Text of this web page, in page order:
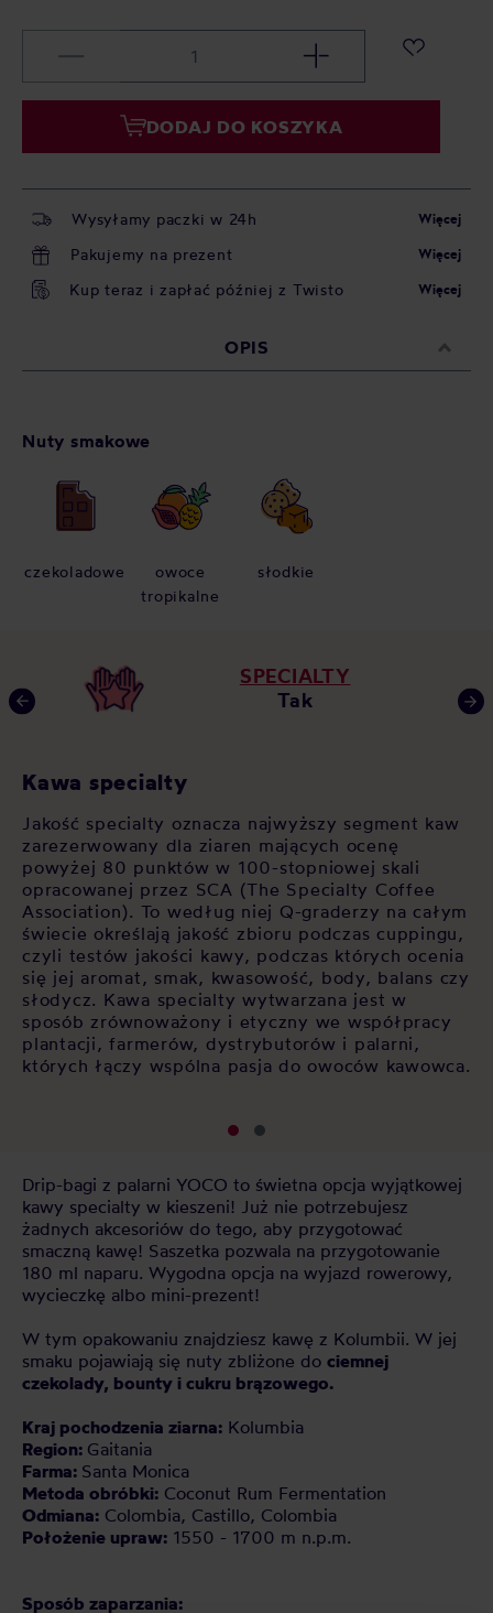
DODAJ DO KOSZYKA
Wysyłamy paczki w 24h Więcej
Pakujemy na prezent Więcej
Kup teraz i zapłać później z Twisto Więcej
OPIS
Nuty smakowe
czekoladowe
owoce
tropikalne
słodkie
SPECIALTY
Tak
Kawa specialty
Jakość specialty oznacza najwyższy segment kaw
zarezerwowany dla ziaren mających ocenę
powyżej 80 punktów w 100-stopniowej skali
opracowanej przez SCA (The Specialty Coffee
Association). To według niej Q-graderzy na całym
świecie określają jakość zbioru podczas cuppingu,
czyli testów jakości kawy, podczas których ocenia
się jej aromat, smak, kwasowość, body, balans czy
słodycz. Kawa specialty wytwarzana jest w
sposób zrównoważony i etyczny we współpracy
plantacji, farmerów, dystrybutorów i palarni,
których łączy wspólna pasja do owoców kawowca.
Drip-bagi z palarni YOCO to świetna opcja wyjątkowej
kawy specialty w kieszeni! Już nie potrzebujesz
żadnych akcesoriów do tego, aby przygotować
smaczną kawę! Saszetka pozwala na przygotowanie
180 ml naparu. Wygodna opcja na wyjazd rowerowy,
wycieczkę albo mini-prezent!
W tym opakowaniu znajdziesz kawę z Kolumbii. W jej
smaku pojawiają się nuty zbliżone do ciemnej
czekolady, bounty i cukru brązowego.
Kraj pochodzenia ziarna: Kolumbia
Region: Gaitania
Farma: Santa Monica
Metoda obróbki: Coconut Rum Fermentation
Odmiana: Colombia, Castillo, Colombia
Położenie upraw: 1550 - 1700 m n.p.m.
Sposób zaparzania: